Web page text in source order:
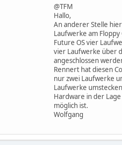
@TFM
Hallo,
An anderer Stelle
Laufwerke am
Future OS vier
vier Laufwerke über
angeschlossen
Rennert hat diesen
nur zwei Laufwerke
Laufwerke
Hardware in der
möglich ist.
Wolfgang